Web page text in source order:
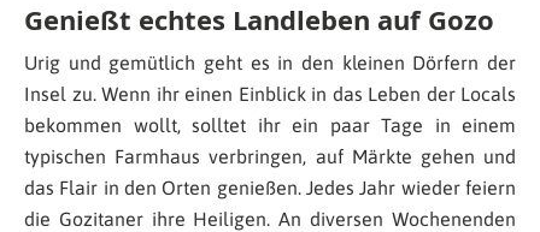
Genießt echtes Landleben auf Gozo
Urig und gemütlich geht es in den kleinen Dörfern der
Insel zu. Wenn ihr einen Einblick in das Leben der Locals
bekommen wollt, solltet ihr ein paar Tage in einem
typischen Farmhaus verbringen, auf Märkte gehen und
das Flair in den Orten genießen. Jedes Jahr wieder feiern
die Gozitaner ihre Heiligen. An diversen Wochenenden